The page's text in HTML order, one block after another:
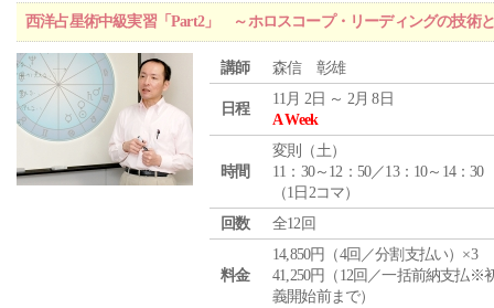
西洋占星術中級実習「Part2」 ～ホロスコープ・リーディングの技術
講師 森信 彰雄
日程
11月 2日 ～ 2月 8日
A Week
時間
変則（土）
11：30～12：50／13：10～14：30
（1日2コマ）
回数
全12回
料金
14,850円（4回／分割支払い）×3
41,250円（12回／一括前納支払※
義開始前まで）